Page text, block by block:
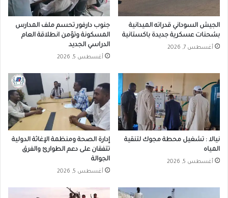
الجيش السوداني قدراته الميدانية
بشحنات عسكرية جديدة باكستانية
أغسطس 7, 2026
جنوب دارفور تحسم ملف المدارس
المسكونة وتؤمن انطلاقة العام
الدراسي الجديد
أغسطس 5, 2026
نيالا : تشغيل محطة مجوك لتنقية
المياه
أغسطس 5, 2026
إدارة الصحة ومنظمة الإغاثة الدولية
تتفقان على دعم الطوارئ والفرق
الجوالة
أغسطس 5, 2026